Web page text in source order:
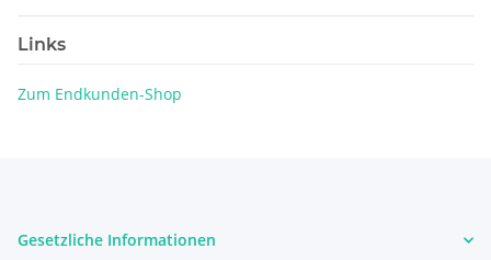
Links
Zum Endkunden-Shop
Gesetzliche Informationen